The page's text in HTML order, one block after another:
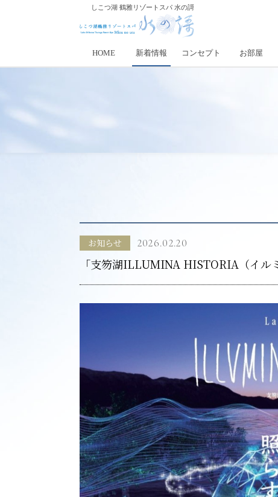
しこつ湖 鶴雅リゾートスパ 水の謌
HOME 新着情報 コンセプト お部屋
お知らせ 2026.02.20
「支笏湖ILLUMINA HISTORIA（イル